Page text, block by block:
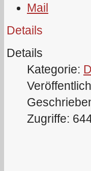
Details
Details
Kategorie:
Zugriffe: